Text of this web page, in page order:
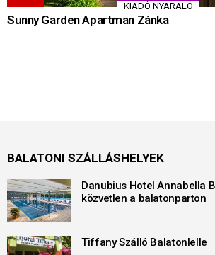
KIADÓ NYARALÓ
Sunny Garden Apartman Zánka
BALATONI SZÁLLÁSHELYEK
Danubius Hotel Annabella
közvetlen a balatonparton
Tiffany Szálló Balatonlelle